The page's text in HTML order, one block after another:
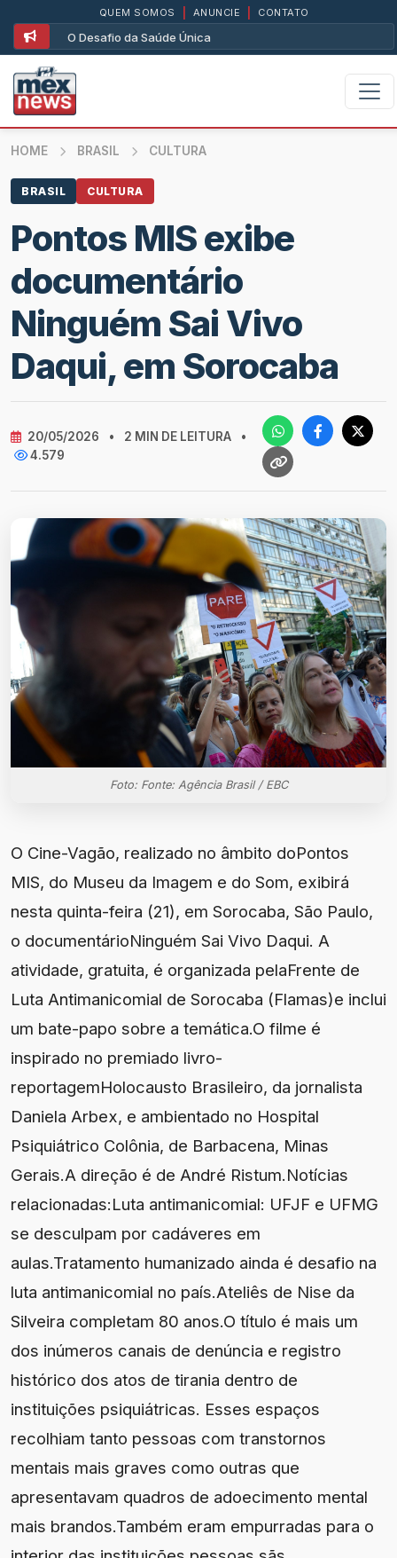
O Desafio da Saúde Única
QUEM SOMOS ANUNCIE CONTATO
HOME BRASIL CULTURA
BRASIL CULTURA
Pontos MIS exibe
documentário
Ninguém Sai Vivo
Daqui, em Sorocaba
20/05/2026 • 2 MIN DE LEITURA
•
4.579
Foto: Fonte: Agência Brasil / EBC
O Cine-Vagão, realizado no âmbito doPontos
MIS, do Museu da Imagem e do Som, exibirá
nesta quinta-feira (21), em Sorocaba, São Paulo,
o documentárioNinguém Sai Vivo Daqui. A
atividade, gratuita, é organizada pelaFrente de
Luta Antimanicomial de Sorocaba (Flamas)e inclui
um bate-papo sobre a temática.O filme é
inspirado no premiado livro-
reportagemHolocausto Brasileiro, da jornalista
Daniela Arbex, e ambientado no Hospital
Psiquiátrico Colônia, de Barbacena, Minas
Gerais.A direção é de André Ristum.Notícias
relacionadas:Luta antimanicomial: UFJF e UFMG
se desculpam por cadáveres em
aulas.Tratamento humanizado ainda é desafio na
luta antimanicomial no país.Ateliês de Nise da
Silveira completam 80 anos.O título é mais um
dos inúmeros canais de denúncia e registro
histórico dos atos de tirania dentro de
instituições psiquiátricas. Esses espaços
recolhiam tanto pessoas com transtornos
mentais mais graves como outras que
apresentavam quadros de adoecimento mental
mais brandos.Também eram empurradas para o